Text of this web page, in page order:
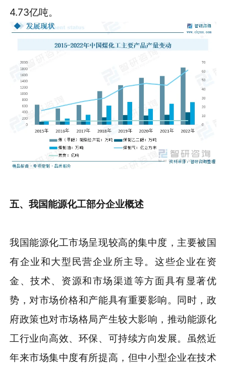
4.73亿吨。
五、我国能源化工部分企业概述
我国能源化工市场呈现较高的集中度，主要被国
有企业和大型民营企业所主导。这些企业在资
金、技术、资源和市场渠道等方面具有显著优
势，对市场价格和产能具有重要影响。同时，政
府政策也对市场格局产生较大影响，推动能源化
工行业向高效、环保、可持续方向发展。虽然近
年来市场集中度有所提高，但中小型企业在技术